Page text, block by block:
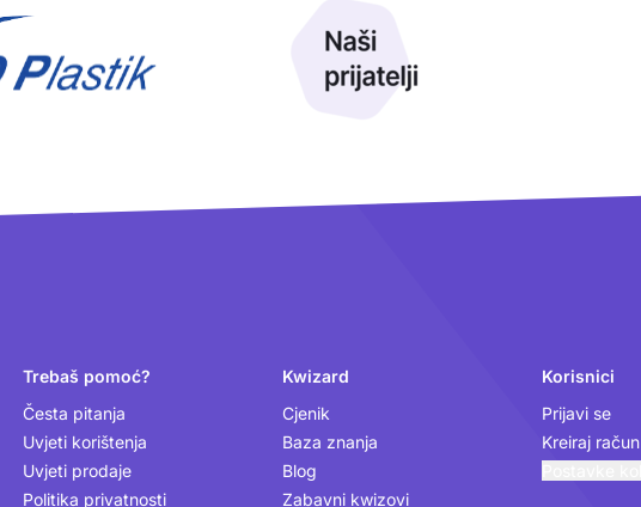
Trebaš pomoć?
Česta pitanja
Uvjeti korištenja
Uvjeti prodaje
Politika privatnosti
Kwizard
Cjenik
Baza znanja
Blog
Zabavni kwizovi
Korisnici
Prijavi se
Kreiraj račun